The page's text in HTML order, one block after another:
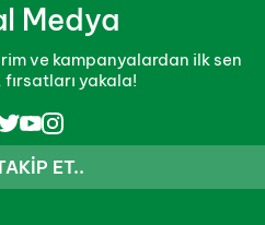
Medya
ve kampanyalardan ilk sen
yakala!
ET..